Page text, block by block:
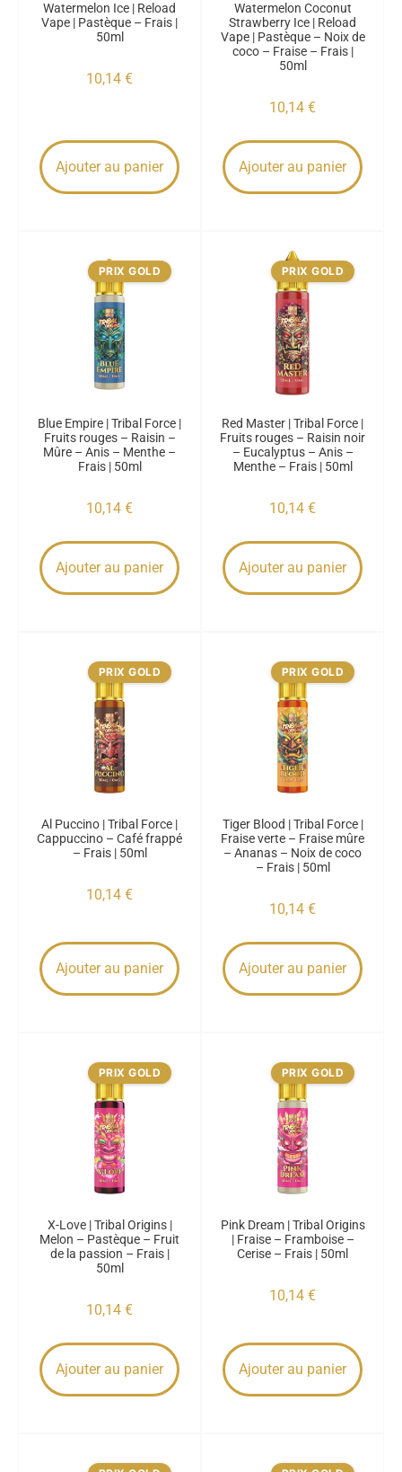
Watermelon Ice | Reload
Vape | Pastèque – Frais |
50ml
10,14 €
Ajouter au panier
Watermelon Coconut
Strawberry Ice | Reload
Vape | Pastèque – Noix de
coco – Fraise – Frais |
50ml
10,14 €
Ajouter au panier
PRIX GOLD
Blue Empire | Tribal Force |
Fruits rouges – Raisin –
Mûre – Anis – Menthe –
Frais | 50ml
10,14 €
Ajouter au panier
PRIX GOLD
Red Master | Tribal Force |
Fruits rouges – Raisin noir
– Eucalyptus – Anis –
Menthe – Frais | 50ml
10,14 €
Ajouter au panier
PRIX GOLD
Al Puccino | Tribal Force |
Cappuccino – Café frappé
– Frais | 50ml
10,14 €
Ajouter au panier
PRIX GOLD
Tiger Blood | Tribal Force |
Fraise verte – Fraise mûre
– Ananas – Noix de coco
– Frais | 50ml
10,14 €
Ajouter au panier
PRIX GOLD
X-Love | Tribal Origins |
Melon – Pastèque – Fruit
de la passion – Frais |
50ml
10,14 €
Ajouter au panier
PRIX GOLD
Pink Dream | Tribal Origins
| Fraise – Framboise –
Cerise – Frais | 50ml
10,14 €
Ajouter au panier